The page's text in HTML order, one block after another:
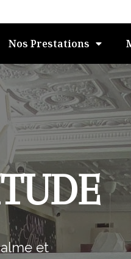
Nos Prestations
et